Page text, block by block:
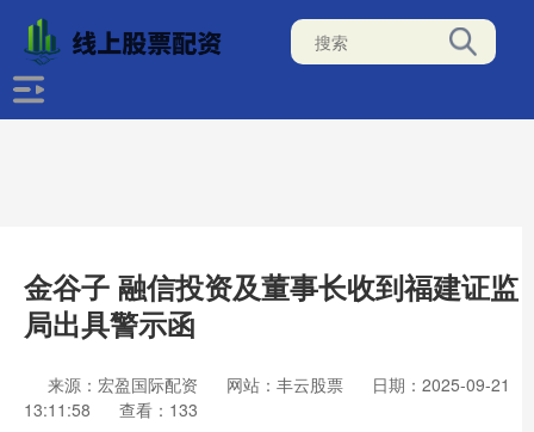
金谷子 融信投资及董事长收到福建证监
局出具警示函
来源：宏盈国际配资 网站：丰云股票
日期：2025-09-21
13:11:58
查看：133